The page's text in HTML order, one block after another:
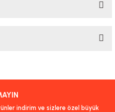
kullanarak tarafımıza
indirim ve sizlere özel büyük